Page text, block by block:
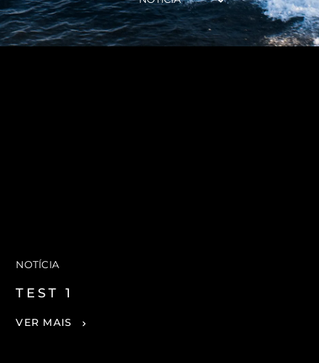
NOTÍCIA
TEST 1
VER MAIS